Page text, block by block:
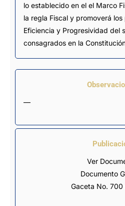
lo establecido en el el Marco
la regla Fiscal y promoverá
Eficiencia y Progresividad del
consagrados en la
—
Ver
Documento
Gaceta No. 700